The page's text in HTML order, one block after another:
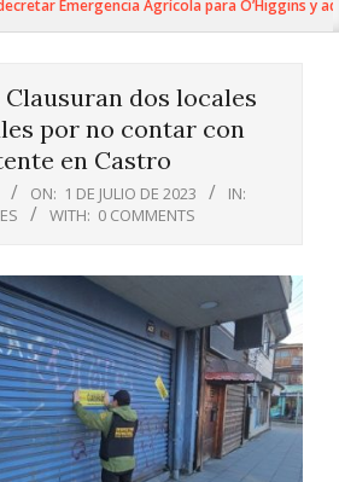
Emergencia Agrícola para O’Higgins y
Clausuran dos locales
por no contar con
en Castro
ON: 1 DE JULIO DE 2023
IN:
WITH: 0 COMMENTS